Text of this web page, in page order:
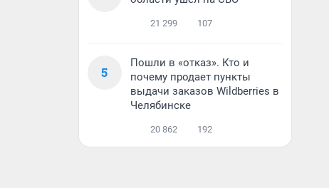
21 299 107
5
Пошли в «отказ». Кто и
почему продает пункты
выдачи заказов Wildberries в
Челябинске
20 862 192